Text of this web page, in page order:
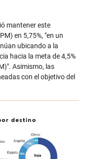
mantener este
en 5,75%, "en un
ubicando a la
hacia la meta de 4,5%
Asimismo, las
con el objetivo del